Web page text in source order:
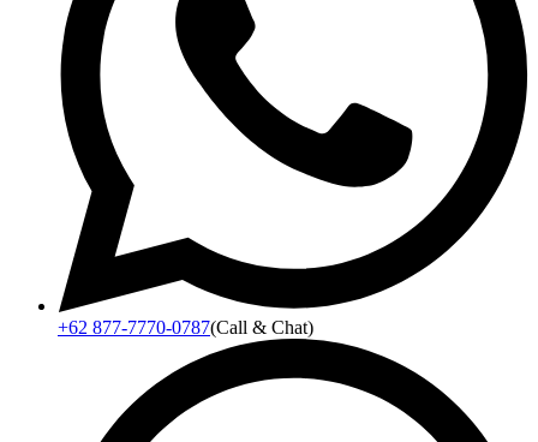
+62 877-7770-0787(Call & Chat)